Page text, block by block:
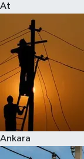
At
Ankara